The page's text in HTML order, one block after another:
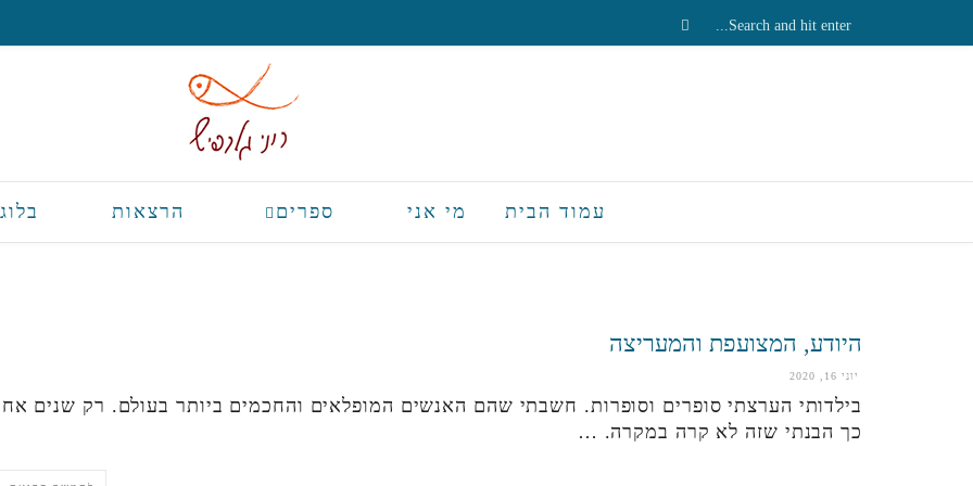
עמוד הבית מי אני ספרים הרצאות בלוג
היודע, המצועפת והמעריצה
יוני 16, 2020
בילדותי הערצתי סופרים וסופרות. חשבתי שהם האנשים המופלאים והחכמים ביותר בעולם. רק שנים
כך הבנתי שזה לא קרה במקרה. …